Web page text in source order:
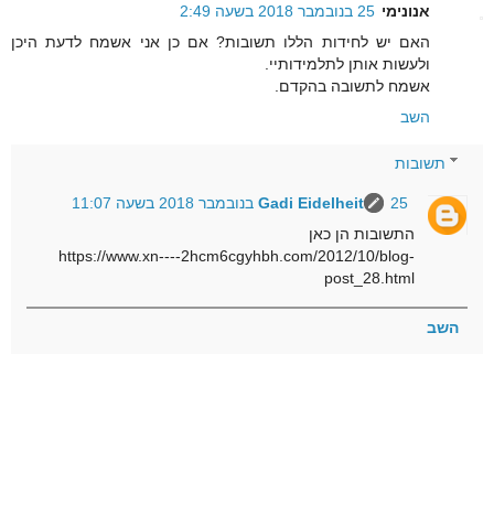
אנונימי 25 בנובמבר 2018 בשעה 2:49
האם יש לחידות הללו תשובות? אם כן אני אשמח לדעת היכן
ולעשות אותן לתלמידותיי.
אשמח לתשובה בהקדם.
השב
תשובות
Gadi Eidelheit
25 בנובמבר 2018 בשעה 11:07
התשובות הן כאן
https://www.xn----2hcm6cgyhbh.com/2012/10/blog-
post_28.html
השב